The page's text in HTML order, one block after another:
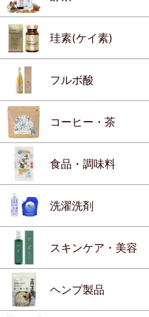
珪素(ケイ素)
フルボ酸
コーヒー・茶
食品・調味料
洗濯洗剤
スキンケア・美容
ヘンプ製品